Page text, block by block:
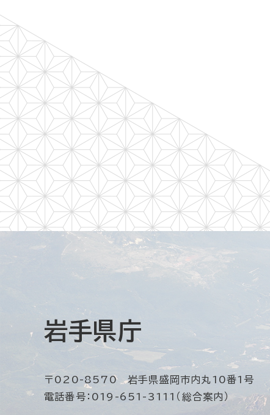
岩手県庁
〒020-8570 岩手県盛岡市内丸10番1号
電話番号：019-651-3111（総合案内）